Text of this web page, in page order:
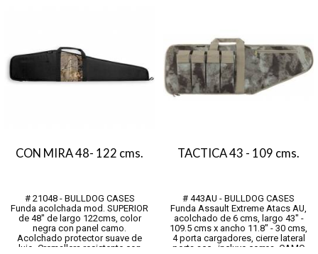
CON MIRA 48- 122 cms.
# 21048 - BULLDOG CASES
Funda acolchada mod. SUPERIOR
de 48" de largo 122cms, color
negra con panel camo.
Acolchado protector suave de
lujo, Cremallera resistente con
TACTICA 43 - 109 cms.
# 443AU - BULLDOG CASES
Funda Assault Extreme Atacs AU,
acolchado de 6 cms, largo 43" -
109.5 cms x ancho 11.8" - 30 cms,
4 porta cargadores, cierre lateral
porta acc., incluye correa, CAMO